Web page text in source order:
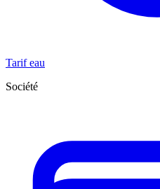
Tarif eau
Société